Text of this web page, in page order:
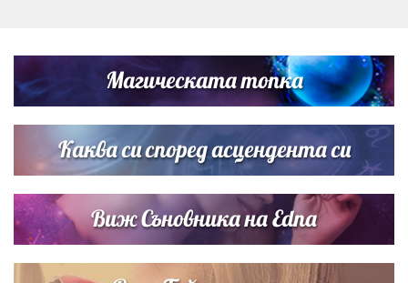
Братя Аргирови я изненадаха с песен
Списъкът е ясен: Джей Ло и Риана във ВИП гостите на
сватбата на Роналдо
Магическата топка
Каква си според асцендента си
Виж Съновника на Edna